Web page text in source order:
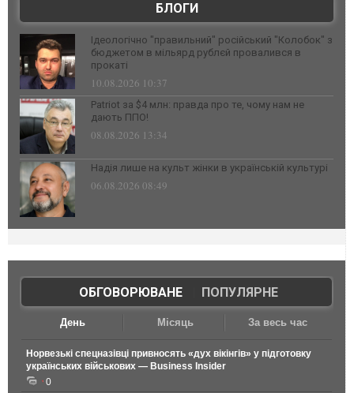
БЛОГИ
Ідеологічно "правильний" російський "Колобок" з
бюджетом в мільярд рублєй провалився в
прокаті
10.08.2026 10:37
Patriot за $4 млн: правда про те, чому нам не
дають ППО!
08.08.2026 13:34
Надія лише на культ жінки в українській культурі
06.08.2026 08:49
ОБГОВОРЮВАНЕ| ПОПУЛЯРНЕ
День Місяць За весь час
Норвезькі спецназівці привносять «дух вікінгів» у підготовку
українських військових — Business Insider
0